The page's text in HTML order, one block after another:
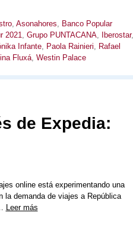
, Asonahores
Banco Popular
2021 Grupo PUNTACANA, Iberostar,
Infante, Paola Rainieri
Rafael
Fluxá, Westin Palace
de Expedia:
online está experimentando una
la demanda de viajes a República
Leer más